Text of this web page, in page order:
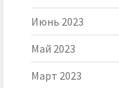
Июнь 2023
Май 2023
Март 2023